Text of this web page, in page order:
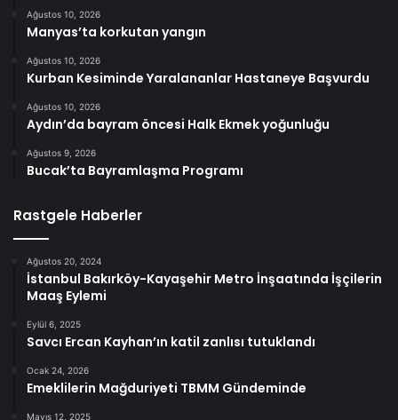
Ağustos 10, 2026
Manyas’ta korkutan yangın
Ağustos 10, 2026
Kurban Kesiminde Yaralananlar Hastaneye Başvurdu
Ağustos 10, 2026
Aydın’da bayram öncesi Halk Ekmek yoğunluğu
Ağustos 9, 2026
Bucak’ta Bayramlaşma Programı
Rastgele Haberler
Ağustos 20, 2024
İstanbul Bakırköy-Kayaşehir Metro İnşaatında İşçilerin
Maaş Eylemi
Eylül 6, 2025
Savcı Ercan Kayhan’ın katil zanlısı tutuklandı
Ocak 24, 2026
Emeklilerin Mağduriyeti TBMM Gündeminde
Mayıs 12, 2025